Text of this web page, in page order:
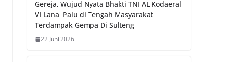
Gereja, Wujud Nyata Bhakti TNI AL Kodaeral
VI Lanal Palu di Tengah Masyarakat
Terdampak Gempa Di Sulteng
22 Juni 2026